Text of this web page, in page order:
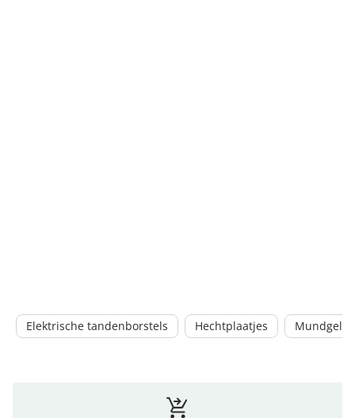
Elektrische tandenborstels Hechtplaatjes Mundgel